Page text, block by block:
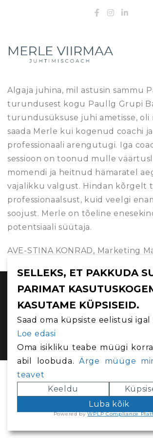
Facebook
Algaja juhina, mil astusin sammu
turundusest kogu Paullg Grupi
turundusüksuse juhi ametisse, oli
saada Merle kui kogenud coachi ja
professionaali arengutugi. Iga
sessioon on toonud mulle
momendi ja heitnud hämaratel
vajalikku valgust. Hindan kõrgelt
professionaalsust, kuid veelgi
soojust. Merle on tõeline
potentsiaali süütaja.
AVE-STINA KONRAD, Marketing
MERLE VIIRMAA 2023
FACEBOOK INSTAGRAM
SELLEKS, ET PAKKUDA
PARIMAT
KASUTAME KÜPSISEID.
Saad oma küpsiste eelistusi
Loe edasi
Oma isikliku teabe müügi
abil loobuda.Ärge müüge
teavet
Keeldu
Luba kõik
Powered byWPLP Compliance